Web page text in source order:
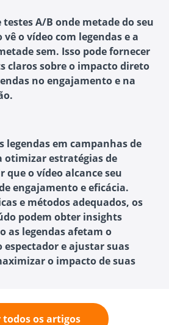
testes A/B onde metade do seu
vê o vídeo com legendas e a
sem. Isso pode fornecer
claros sobre o impacto direto
no engajamento e na
legendas em campanhas de
otimizar estratégias de
o vídeo alcance seu
engajamento e eficácia.
e métodos adequados, os
podem obter insights
as legendas afetam o
e ajustar suas
o impacto de suas
todos os artigos